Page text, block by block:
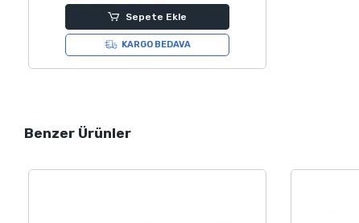
Sepete Ekle
KARGO BEDAVA
Benzer Ürünler